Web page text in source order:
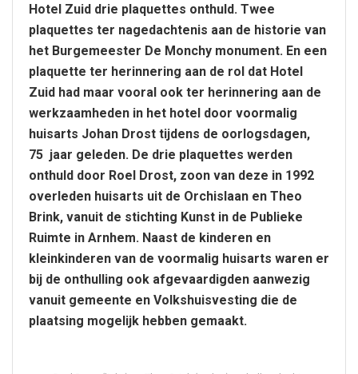
Hotel Zuid drie plaquettes onthuld. Twee
plaquettes ter nagedachtenis aan de historie van
het Burgemeester De Monchy monument. En een
plaquette ter herinnering aan de rol dat Hotel
Zuid had maar vooral ook ter herinnering aan de
werkzaamheden in het hotel door voormalig
huisarts Johan Drost tijdens de oorlogsdagen,
75 jaar geleden. De drie plaquettes werden
onthuld door Roel Drost, zoon van deze in 1992
overleden huisarts uit de Orchislaan en Theo
Brink, vanuit de stichting Kunst in de Publieke
Ruimte in Arnhem. Naast de kinderen en
kleinkinderen van de voormalig huisarts waren er
bij de onthulling ook afgevaardigden aanwezig
vanuit gemeente en Volkshuisvesting die de
plaatsing mogelijk hebben gemaakt.